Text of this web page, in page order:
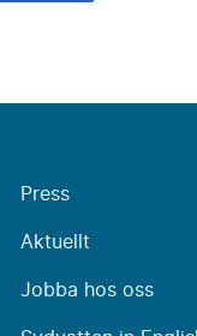
Press
Aktuellt
Jobba hos oss